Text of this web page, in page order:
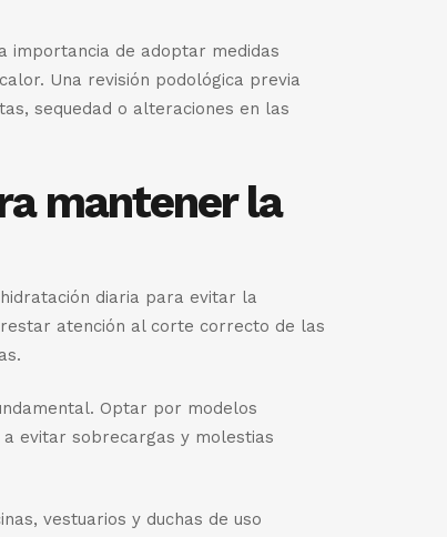
importancia de adoptar medidas
Una revisión podológica previa
sequedad o alteraciones en las
mantener la
diaria para evitar la
atención al corte correcto de las
Optar por modelos
evitar sobrecargas y molestias
vestuarios y duchas de uso